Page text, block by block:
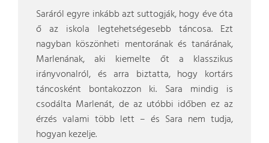
Saráról egyre inkább azt suttogják, hogy éve óta
ő az iskola legtehetségesebb táncosa. Ezt
nagyban köszönheti mentorának és tanárának,
Marlenának, aki kiemelte őt a klasszikus
irányvonalról, és arra biztatta, hogy kortárs
táncosként bontakozzon ki. Sara mindig is
csodálta Marlenát, de az utóbbi időben ez az
érzés valami több lett – és Sara nem tudja,
hogyan kezelje.